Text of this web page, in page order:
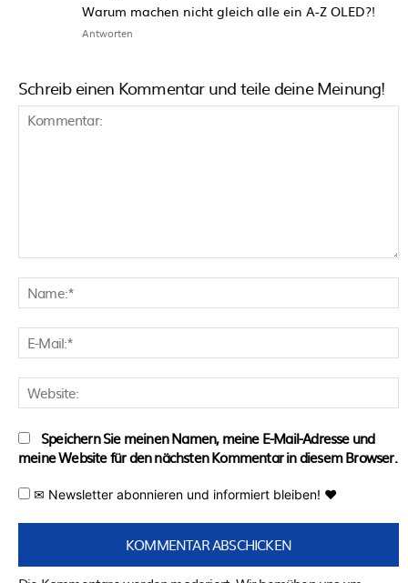
Warum machen nicht gleich alle ein A-Z OLED?!
Antworten
Schreib einen Kommentar und teile deine Meinung!
Speichern Sie meinen Namen, meine E-Mail-Adresse und
meine Website für den nächsten Kommentar in diesem Browser.
✉ Newsletter abonnieren und informiert bleiben! ♥